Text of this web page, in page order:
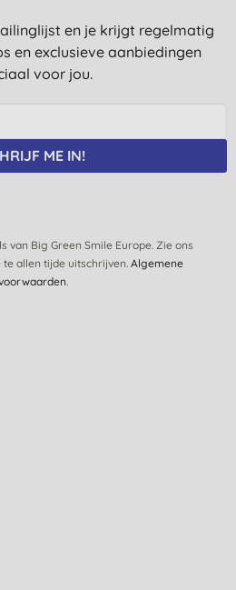
en je krijgt regelmatig
en exclusieve aanbiedingen
voor jou.
ME IN!
van Big Green Smile Europe. Zie ons
te allen tijde uitschrijven. Algemene
.